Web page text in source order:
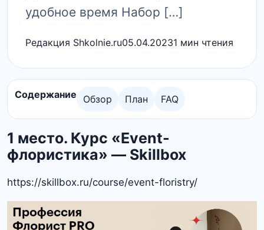
удобное время Набор […]
Редакция Shkolnie.ru05.04.20231 мин чтения
Содержание Обзор План FAQ
1 место. Курс «Event-
флористика» — Skillbox
https://skillbox.ru/course/event-floristry/